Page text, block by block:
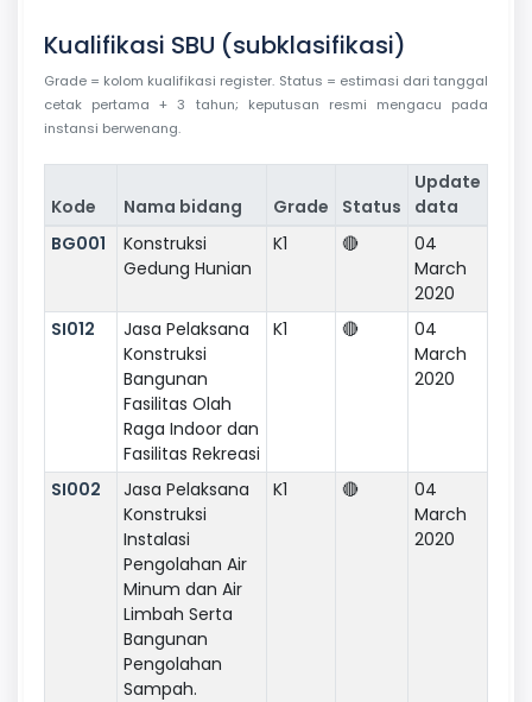
Kualifikasi SBU (subklasifikasi)
Grade = kolom kualifikasi register. Status = estimasi dari tanggal
cetak pertama + 3 tahun; keputusan resmi mengacu pada
instansi berwenang.
Kode Nama bidang Grade Status
Update
data
BG001
Konstruksi
Gedung Hunian
K1 🔴
04
March
2020
SI012
Jasa Pelaksana
Konstruksi
Bangunan
Fasilitas Olah
Raga Indoor dan
Fasilitas Rekreasi
K1 🔴
04
March
2020
SI002
Jasa Pelaksana
Konstruksi
Instalasi
Pengolahan Air
Minum dan Air
Limbah Serta
Bangunan
Pengolahan
Sampah.
K1 🔴
04
March
2020